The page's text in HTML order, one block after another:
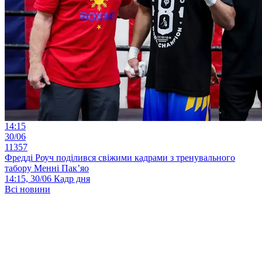
14:15
30/06
11357
Фредді Роуч поділився свіжими кадрами з тренувального
табору Менні Пак’яо
14:15, 30/06 Кадр дня
Всі новини